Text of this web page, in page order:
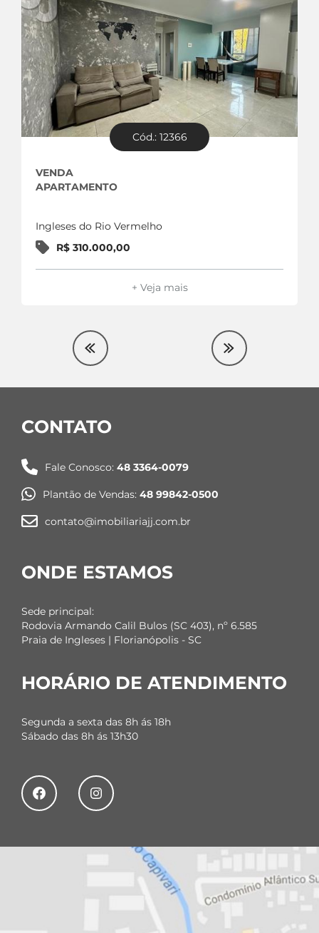
Cód.: 12366
VENDA
APARTAMENTO
Ingleses do Rio Vermelho
R$ 310.000,00
+ Veja mais
CONTATO
Fale Conosco: 48 3364-0079
Plantão de Vendas: 48 99842-0500
contato@imobiliariajj.com.br
ONDE ESTAMOS
Sede principal:
Rodovia Armando Calil Bulos (SC 403), nº 6.585
Praia de Ingleses | Florianópolis - SC
HORÁRIO DE ATENDIMENTO
Segunda a sexta das 8h ás 18h
Sábado das 8h ás 13h30